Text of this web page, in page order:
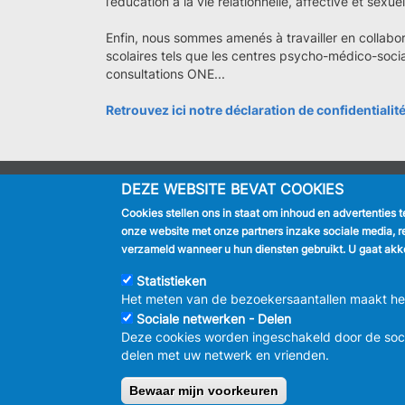
Enfin, nous sommes amenés à travailler en
scolaires tels que les centres psycho-médico-
consultations ONE...
Retrouvez ici notre déclaration de confidentialité
IK BEN
Inwoner
Toerist
Bedrijf
DEZE WEBSITE BEVAT COOKIES
Cookies stellen ons in staat om inhoud en advertenties
onze website met onze partners inzake sociale media,
verzameld wanneer u hun diensten gebruikt. U gaat
Statistieken
Het meten van de bezoekersaantallen maakt
Sociale netwerken - Delen
Deze cookies worden ingeschakeld door de
delen met uw netwerk en vrienden.
Bewaar mijn voorkeuren